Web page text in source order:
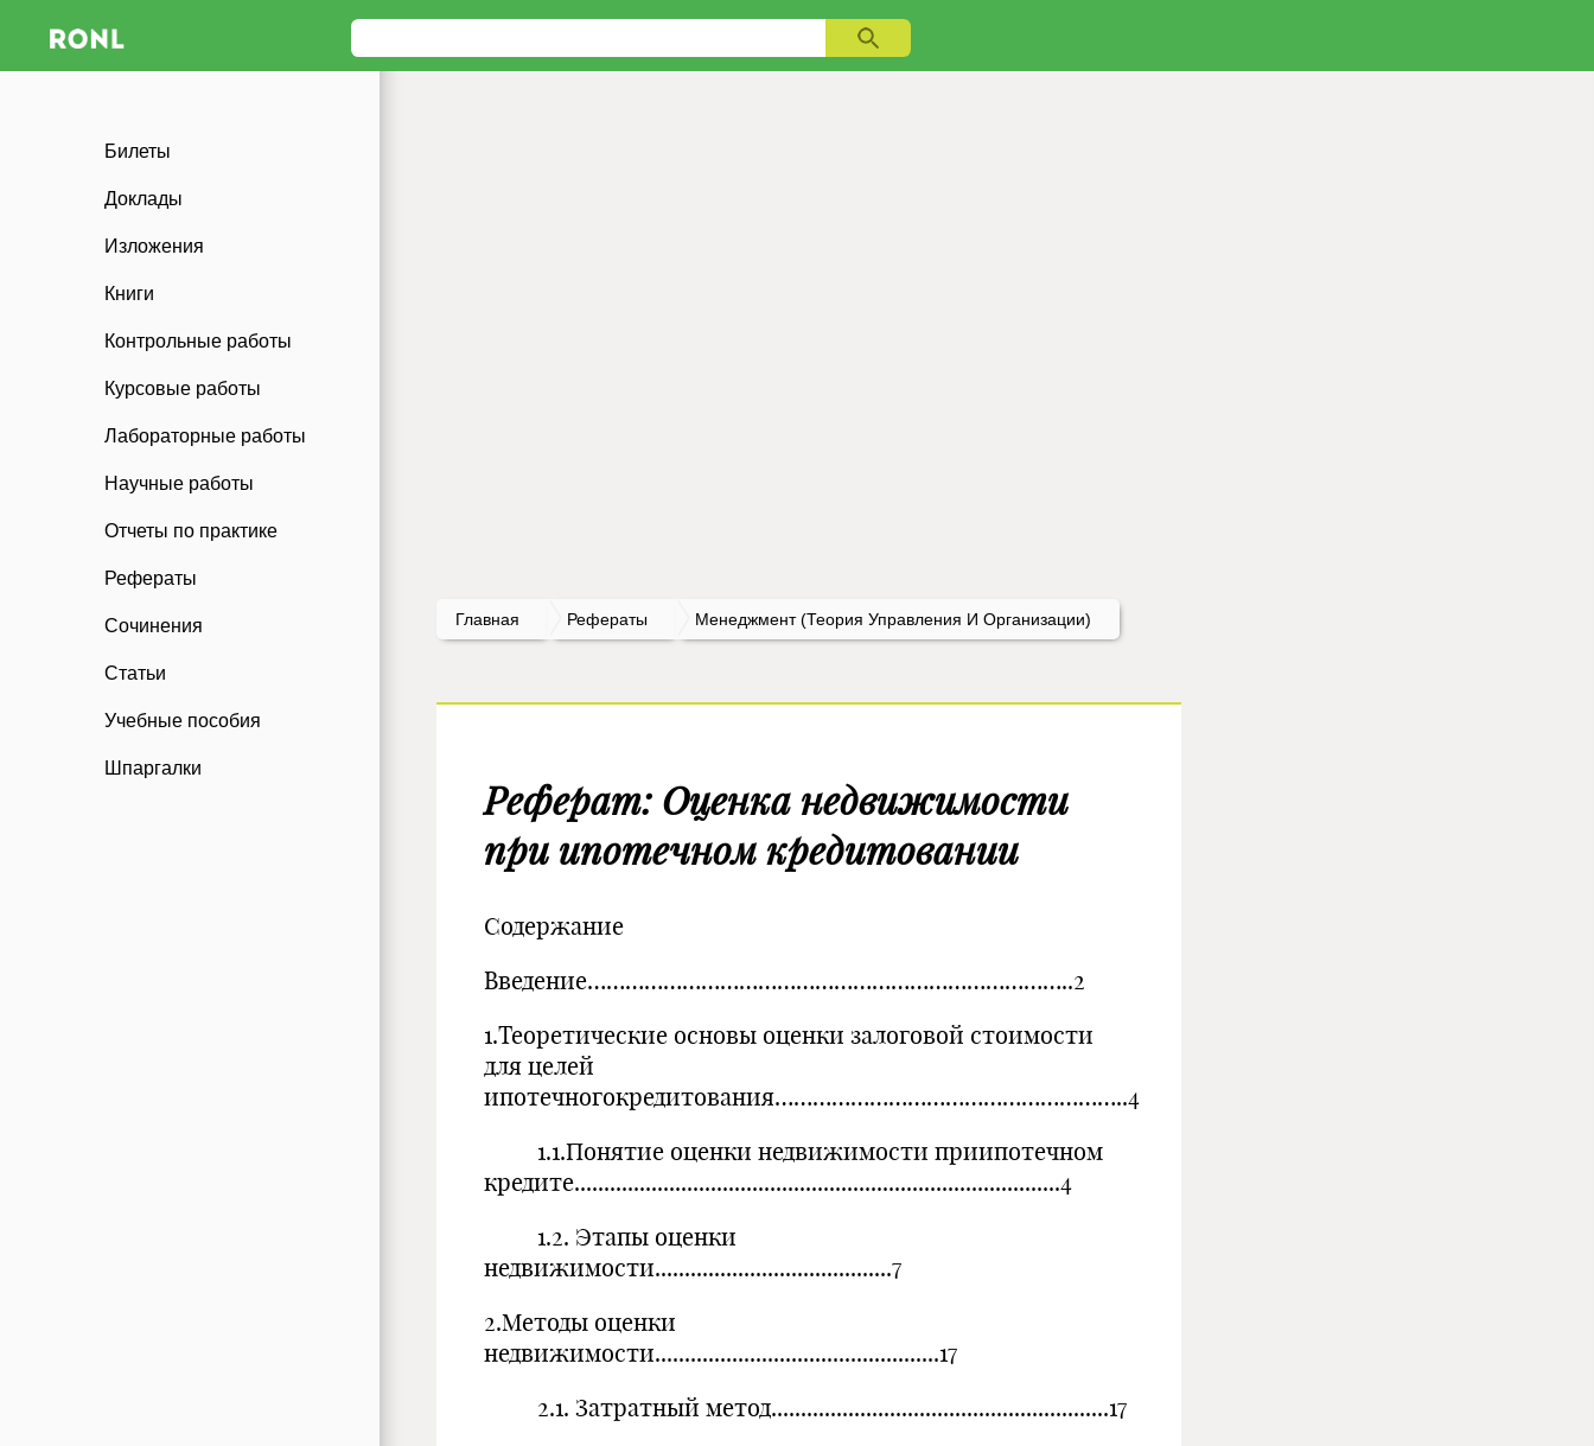
Билеты
Доклады
Изложения
Книги
Контрольные работы
Курсовые работы
Лабораторные работы
Научные работы
Отчеты по практике
Рефераты
Сочинения
Статьи
Учебные пособия
Шпаргалки
Главная Рефераты Менеджмент (Теория Управления И Организации)
Реферат: Оценка недвижимости
при ипотечном кредитовании
Содержание
Введение…………………………………………………………………..2
1.Теоретические основы оценки залоговой стоимости
для целей
ипотечногокредитования………………………………………………..4
1.1.Понятие оценки недвижимости приипотечном
кредите..................................................................................4
1.2. Этапы оценки
недвижимости........................................7
2.Методы оценки
недвижимости................................................17
2.1. Затратный метод.........................................................17